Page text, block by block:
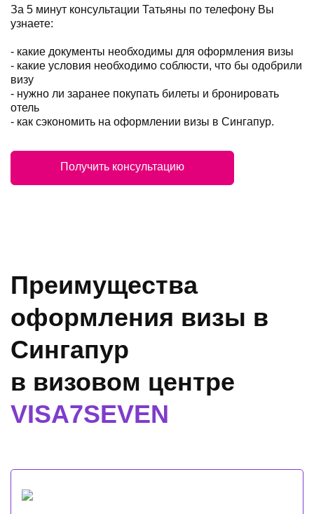
За 5 минут консультации Татьяны по телефону Вы
узнаете:
- какие документы необходимы для оформления визы
- какие условия необходимо соблюсти, что бы одобрили
визу
- нужно ли заранее покупать билеты и бронировать
отель
- как сэкономить на оформлении визы в Сингапур.
Получить консультацию
Преимущества
оформления визы в
Сингапур
в визовом центре
VISA7SEVEN